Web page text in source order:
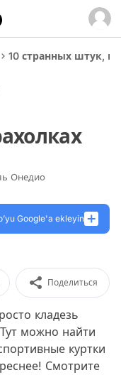
10 странных штук,
Онедио
Google'a ekleyin
Поделиться
кладезь
можно найти
куртки
Смотрите